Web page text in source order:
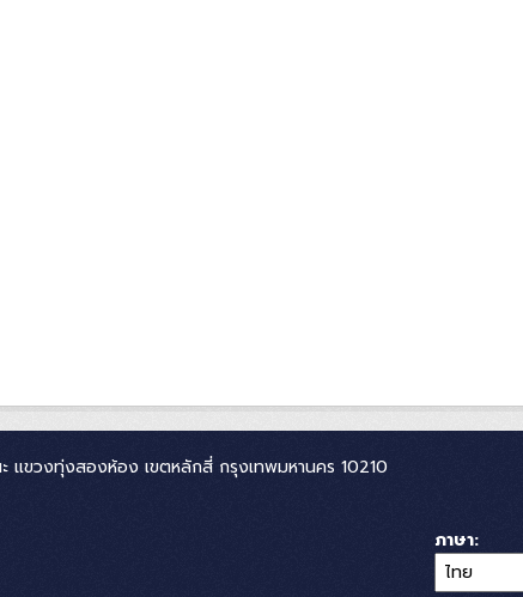
ขวงทุ่งสองห้อง เขตหลักสี่ กรุงเทพมหานคร 10210
ภาษา